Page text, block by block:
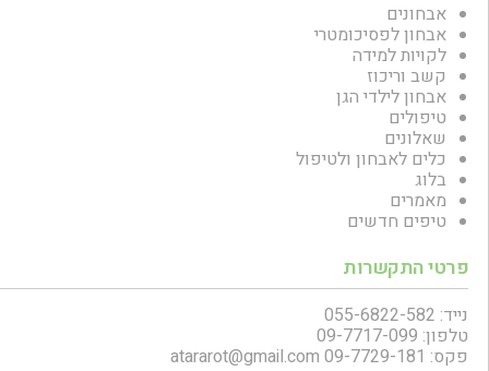
אבחונים
אבחון לפסיכומטרי
לקויות למידה
קשב וריכוז
אבחון לילדי הגן
טיפולים
שאלונים
כלים לאבחון ולטיפול
בלוג
מאמרים
טיפים חדשים
פרטי התקשרות
נייד: 055-6822-582
טלפון: 09-7717-099
פקס: 09-7729-181 atararot@gmail.com